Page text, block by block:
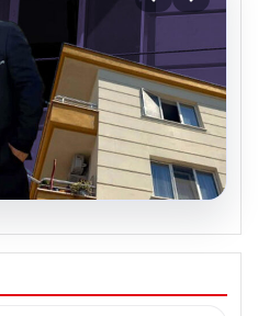
ilaçlaması felakete
annesi yoğun